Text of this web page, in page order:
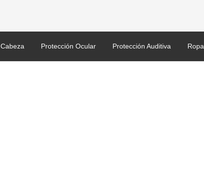
Cabeza Protección Ocular Protección Auditiva Ropa